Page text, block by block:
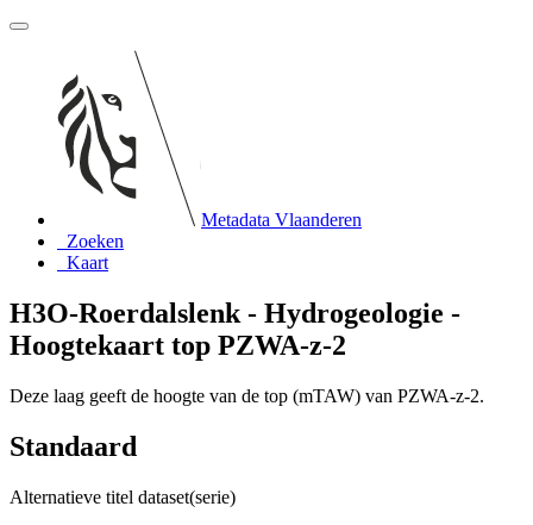
Metadata Vlaanderen
Zoeken
Kaart
H3O-Roerdalslenk - Hydrogeologie -
Hoogtekaart top PZWA-z-2
Deze laag geeft de hoogte van de top (mTAW) van PZWA-z-2.
Standaard
Alternatieve titel dataset(serie)